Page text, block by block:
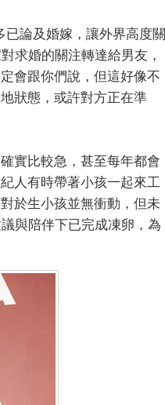
論及婚嫁，讓外界高度關
求婚的關注轉達給男友，
會跟你們說，但這好像不
狀態，或許對方正在準
實比較急，甚至每年都會
人有時帶著小孩一起來工
於生小孩並無衝動，但未
與陪伴下已完成凍卵，為